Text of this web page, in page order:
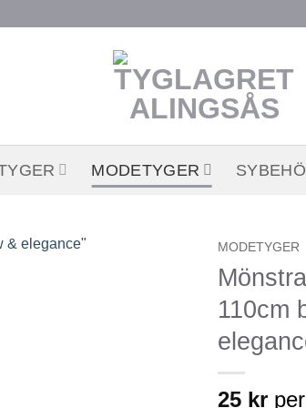
MODETYGER
MODETYGER
110cm
25 kr